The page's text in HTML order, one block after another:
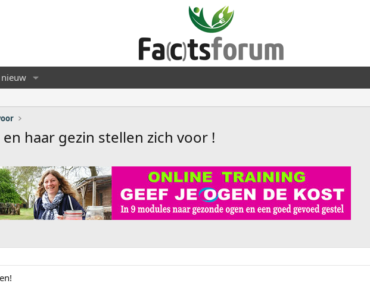
haar gezin stellen zich voor !